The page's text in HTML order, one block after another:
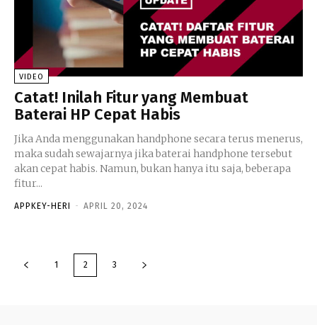
VIDEO
Catat! Inilah Fitur yang Membuat
Baterai HP Cepat Habis
Jika Anda menggunakan handphone secara terus menerus,
maka sudah sewajarnya jika baterai handphone tersebut
akan cepat habis. Namun, bukan hanya itu saja, beberapa
fitur...
APPKEY-HERI - APRIL 20, 2024
1 2 3